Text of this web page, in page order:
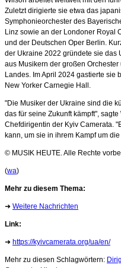
Zuletzt dirigierte sie etwa das
Symphonieorchester des
Linz sowie an der Londoner Royal
und der Deutschen Oper Berlin.
der Ukraine 2022 gründete sie das
aus Musikern der großen
Landes. Im April 2024 gastierte sie
New Yorker Carnegie Hall.
"Die Musiker der Ukraine sind die
das für seine Zukunft kämpft",
Chefdirigentin der Kyiv Camerata.
kann, um sie in ihrem Kampf um
© MUSIK HEUTE. Alle Rechte
(wa)
Mehr zu diesem Thema:
➜ Weitere Nachrichten
Link:
➜ https://kyivcamerata.org/ua/en/
Mehr zu diesen Schlagwörtern: